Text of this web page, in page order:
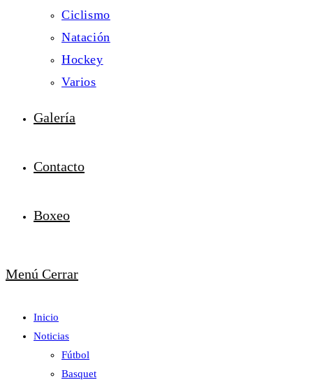
Ciclismo
Natación
Hockey
Varios
Galería
Contacto
Boxeo
Menú Cerrar
Inicio
Noticias
Fútbol
Basquet